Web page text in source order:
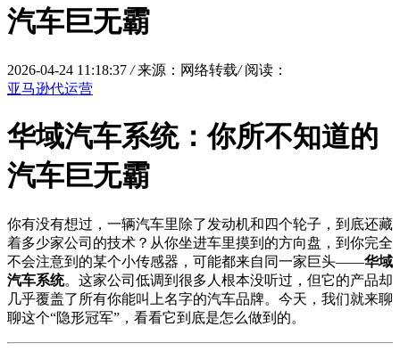
汽车巨无霸
2026-04-24 11:18:37 / 来源：网络转载/ 阅读：
亚马逊代运营
华域汽车系统：你所不知道的
汽车巨无霸
你有没有想过，一辆汽车里除了发动机和四个轮子，到底还藏
着多少家公司的技术？从你坐进车里摸到的方向盘，到你完全
不会注意到的某个小传感器，可能都来自同一家巨头——华域
汽车系统。这家公司低调到很多人根本没听过，但它的产品却
几乎覆盖了所有你能叫上名字的汽车品牌。今天，我们就来聊
聊这个“隐形冠军”，看看它到底是怎么做到的。